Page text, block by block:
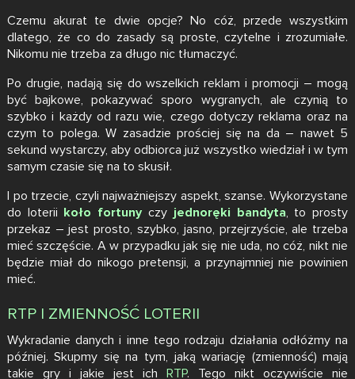
Czemu akurat te dwie opcje? No cóż, przede wszystkim
dlatego, że co do zasady są proste, czytelne i zrozumiałe.
Nikomu nie trzeba za długo nic tłumaczyć.
Po drugie, nadają się do wszelkich reklam i promocji – mogą
być bajkowe, pokazywać sporo wygranych, ale czynią to
szybko i każdy od razu wie, czego dotyczy reklama oraz na
czym to polega. W zasadzie prościej się na da – nawet 5
sekund wystarczy, aby odbiorca już wszystko wiedział i w tym
samym czasie się na to skusił.
I po trzecie, czyli najważniejszy aspekt, szanse. Wykorzystane
do loterii koło fortunyczy jednoręki bandyta, to prosty
przekaz – jest prosto, szybko, jasno, przejrzyście, ale trzeba
mieć szczęście. A w przypadku jak się nie uda, no cóż, nikt nie
będzie miał do nikogo pretensji, a przynajmniej nie powinien
mieć.
RTP I ZMIENNOŚĆ LOTERII
Wykradanie danych i inne tego rodzaju działania odłóżmy na
później. Skupmy się na tym, jaką wariację (zmienność) mają
takie gry i jakie jest ich RTP. Tego nikt oczywiście nie